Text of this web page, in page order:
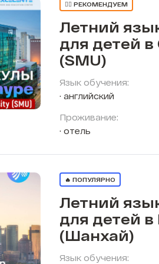
👍🏼 РЕКОМЕНДУЕМ
Летний
для детей
(SMU)
Язык обучения:
английский
Проживание:
отель
🔥 ПОПУЛЯРНО
Летний
для детей в
(Шанхай)
Язык обучения: